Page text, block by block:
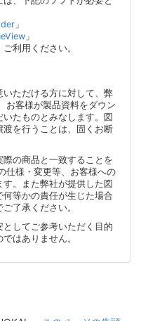
」
」
利用ください。
ただける方に対して、弊
お客様が製品資料をダウン
たものとみなします。図
を行うことは、固くお断
の商品と一致することを
仕様・変更等、お客様への
。また弊社が提供した図
等かの責任が生じた場合
了承ください。
してご参考いただく目的
はありません。